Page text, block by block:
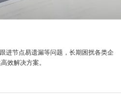
进节点易遗漏等问题，长期困扰各类企
效解决方案。